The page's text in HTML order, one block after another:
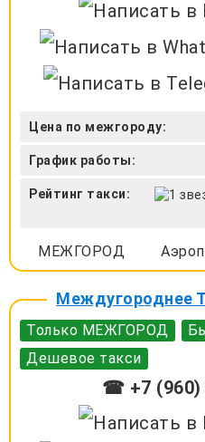
Цена по межгороду:
График работы:
Рейтинг такси:
МЕЖГОРОД
Междугороднее
Только МЕЖГОРОД
Дешевое такси
☎ +7 (960)